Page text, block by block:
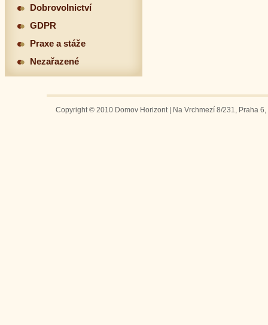
Dobrovolnictví
GDPR
Praxe a stáže
Nezařazené
Copyright © 2010 Domov Horizont | Na Vrchmezí 8/231, Praha